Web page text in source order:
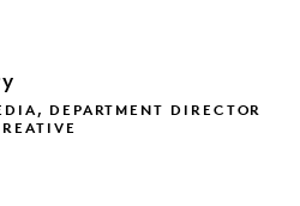
DEPARTMENT DIRECTOR